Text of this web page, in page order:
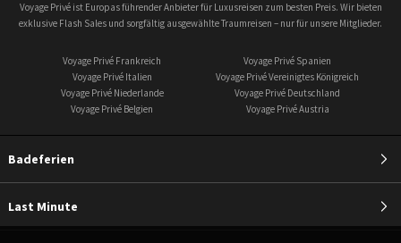
Voyage Privé ist Europas führender Anbieter für Luxusreisen zum besten Preis. Wir bieten
exklusive Flash Sales und sorgfältig ausgewählte Traumreisen – nur für unsere Mitglieder.
Voyage Privé Frankreich
Voyage Privé Spanien
Voyage Privé Italien
Voyage Privé Vereinigtes Königreich
Voyage Privé Niederlande
Voyage Privé Deutschland
Voyage Privé Belgien
Voyage Privé Austria
Badeferien
Last Minute